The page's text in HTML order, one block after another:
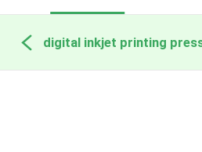
digital inkjet printing press